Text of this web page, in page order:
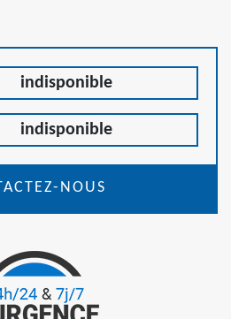
indisponible
indisponible
NOUS